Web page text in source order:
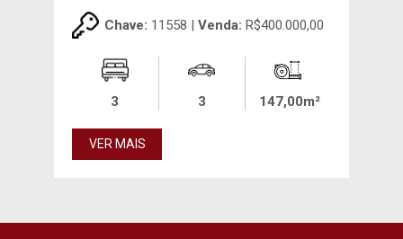
Chave: 11558 | Venda: R$400.000,00
3 3 147,00m²
VER MAIS